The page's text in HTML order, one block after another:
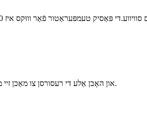
באַזירט אויף די אויבן, מיר אָננעמען קיין גרייס און פאַרשיידנקייַט פון Sansevieria און האָבן אַלע די רעסורסן צו מאַכן זיי מיט פּרעמיע קוואַליטעט און גרויס סומע.